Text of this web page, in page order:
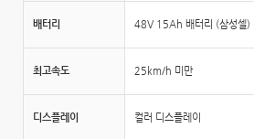
배터리 48V 15Ah 배터리 (삼성셀)
최고속도 25km/h 미만
디스플레이 컬러 디스플레이